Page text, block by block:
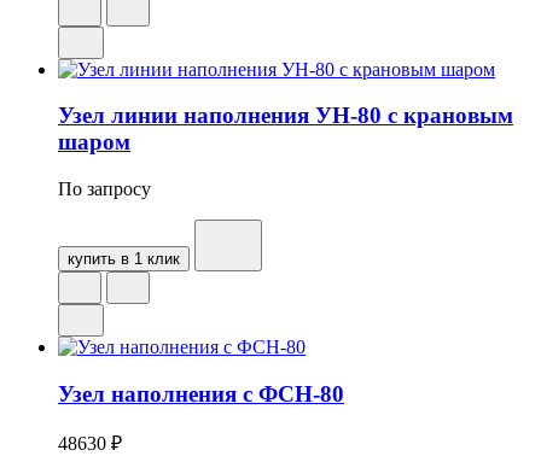
Узел линии наполнения УН-80 с крановым
шаром
По запросу
купить в 1 клик
Узел наполнения с ФСН-80
48630 ₽